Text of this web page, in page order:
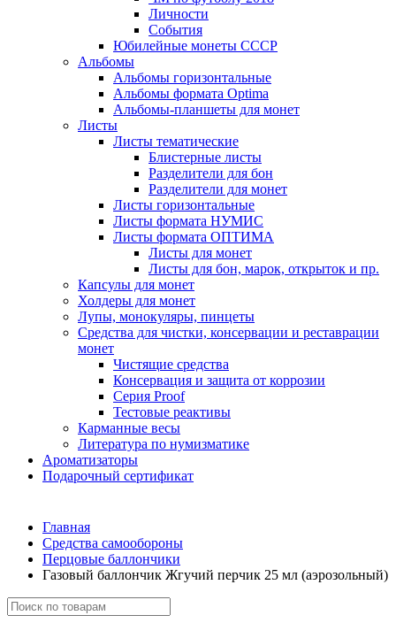
Личности
События
Юбилейные монеты СССР
Альбомы
Альбомы горизонтальные
Альбомы формата Optima
Альбомы-планшеты для монет
Листы
Листы тематические
Блистерные листы
Разделители для бон
Разделители для монет
Листы горизонтальные
Листы формата НУМИС
Листы формата ОПТИМА
Листы для монет
Листы для бон, марок, открыток и пр.
Капсулы для монет
Холдеры для монет
Лупы, монокуляры, пинцеты
Средства для чистки, консервации и реставрации
монет
Чистящие средства
Консервация и защита от коррозии
Серия Proof
Тестовые реактивы
Карманные весы
Литература по нумизматике
Ароматизаторы
Подарочный сертификат
Главная
Средства самообороны
Перцовые баллончики
Газовый баллончик Жгучий перчик 25 мл (аэрозольный)